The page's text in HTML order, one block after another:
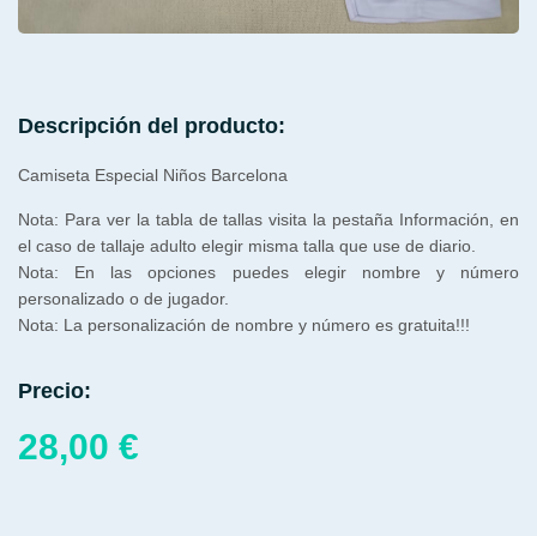
Descripción del producto:
Camiseta Especial Niños Barcelona
Nota: Para ver la tabla de tallas visita la pestaña Información, en
el caso de tallaje adulto elegir misma talla que use de diario.
Nota: En las opciones puedes elegir nombre y número
personalizado o de jugador.
Nota: La personalización de nombre y número es gratuita!!!
Precio:
28,00 €